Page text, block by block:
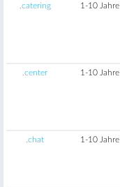
.catering 1-10 Jahre
.center 1-10 Jahre
.chat 1-10 Jahre